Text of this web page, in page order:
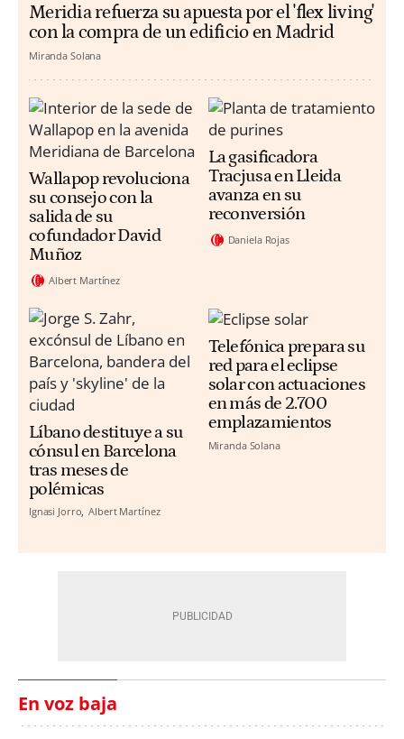
Meridia refuerza su apuesta por el 'flex living'
con la compra de un edificio en Madrid
Miranda Solana
Wallapop revoluciona
su consejo con la
salida de su
cofundador David
Muñoz
Albert Martínez
La gasificadora
Tracjusa en Lleida
avanza en su
reconversión
Daniela Rojas
Líbano destituye a su
cónsul en Barcelona
tras meses de
polémicas
Ignasi Jorro Albert Martínez
Telefónica prepara su
red para el eclipse
solar con actuaciones
en más de 2.700
emplazamientos
Miranda Solana
En voz baja